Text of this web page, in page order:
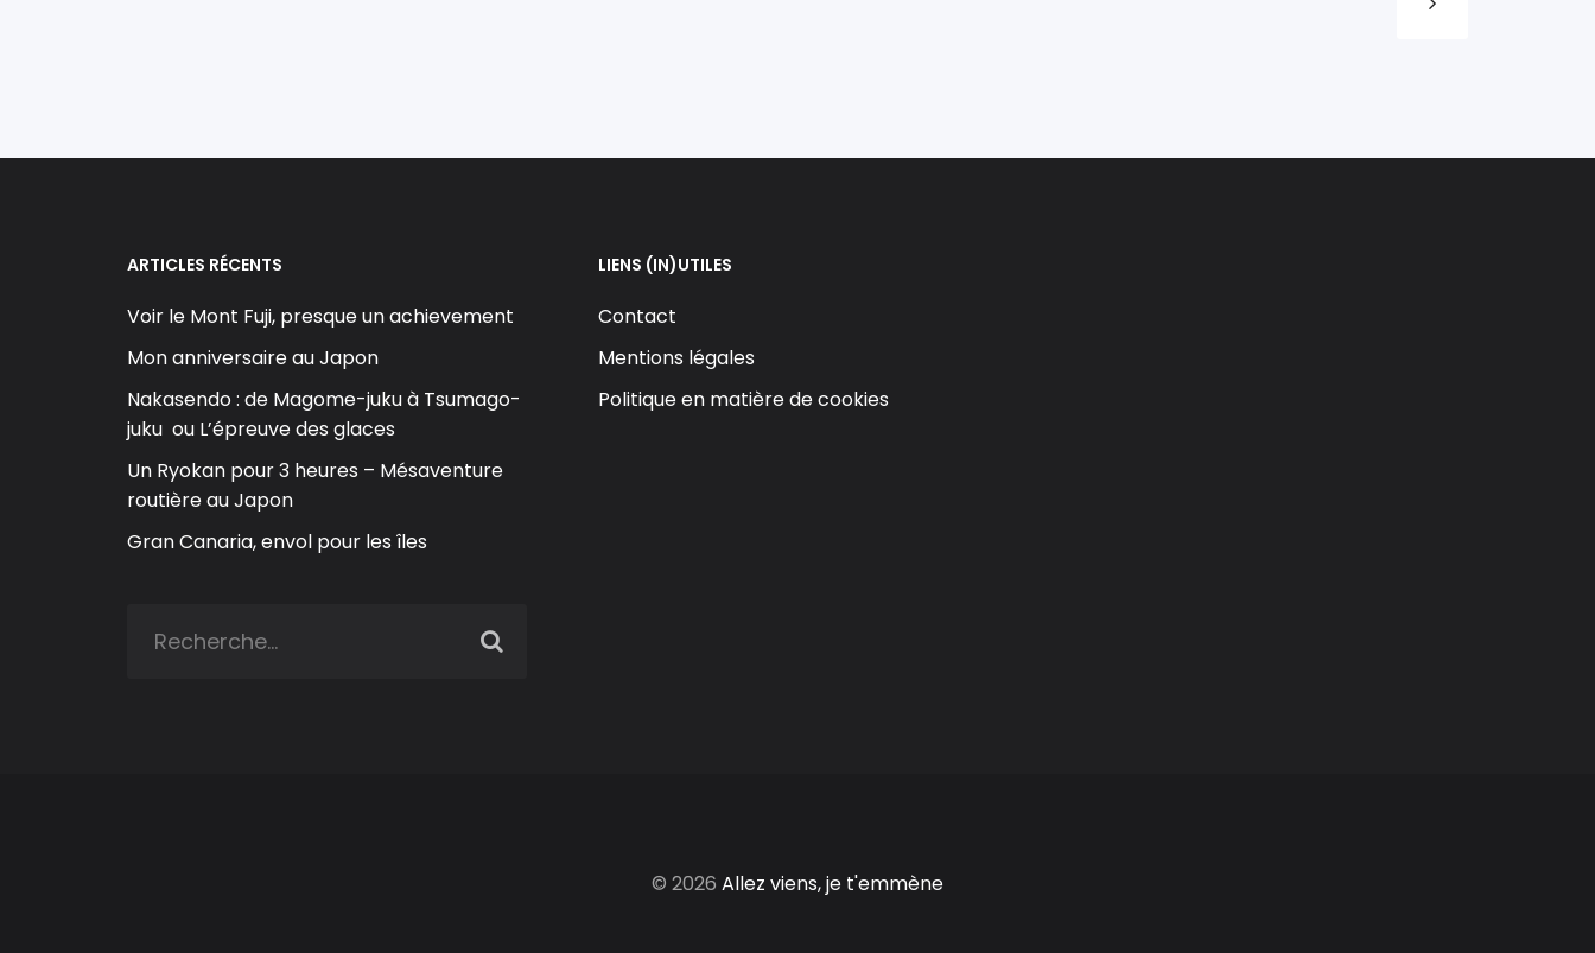
ARTICLES RÉCENTS
Voir le Mont Fuji, presque un achievement
Mon anniversaire au Japon
Nakasendo : de Magome-juku à Tsumago-
juku ou L’épreuve des glaces
Un Ryokan pour 3 heures – Mésaventure
routière au Japon
Gran Canaria, envol pour les îles
LIENS (IN)UTILES
Contact
Mentions légales
Politique en matière de cookies
© 2026 Allez viens, je t'emmène